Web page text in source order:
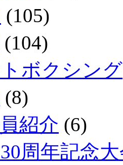
(105)
(104)
ボクシング
(8)
紹介 (6)
周年記念